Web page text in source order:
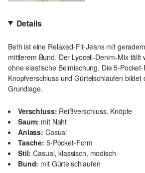
Details
Beth ist eine Relaxed-Fit-Jeans mit
mittlerem Bund. Der Lyocell-Denim-Mix fällt
ohne elastische Beimischung. Die 5-
Knopfverschluss und Gürtelschlaufen bildet
Grundlage.
Verschluss: Reißverschluss, Knöpfe
Saum: mit Naht
Anlass: Casual
Tasche: 5-Pocket-Form
Stil: Casual, klassisch, modisch
Bund: mit Gürtelschlaufen